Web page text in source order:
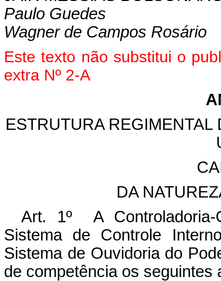
Paulo Guedes
Wagner de Campos Rosário
Este texto não substitui o
extra Nº 2-A
ESTRUTURA
DA
Art. 1º A
Sistema de Controle
Sistema de Ouvidoria do
de competência os seguintes